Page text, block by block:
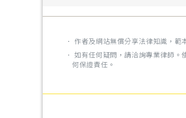
． 作者及網站無償分享法律知識，
． 如有任何疑問，請洽詢專業律師
何保證責任。